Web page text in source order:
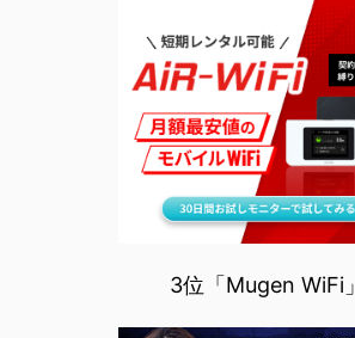
3位「Mugen WiFi」